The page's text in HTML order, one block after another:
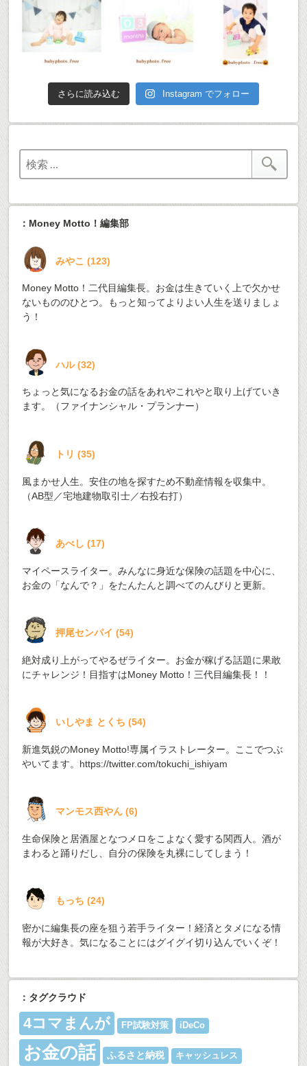
さらに読み込む Instagram でフォロー
：Money Motto！編集部
みやこ(123)
Money Motto！二代目編集長。お金は生きていく上で欠かせ
ないもののひとつ。もっと知ってよりよい人生を送りましょ
う！
ハル(32)
ちょっと気になるお金の話をあれやこれやと取り上げていき
ます。（ファイナンシャル・プランナー）
トリ(35)
風まかせ人生。安住の地を探すため不動産情報を収集中。
（AB型／宅地建物取引士／右投右打）
あべし(17)
マイペースライター。みんなに身近な保険の話題を中心に、
お金の「なんで？」をたんたんと調べてのんびりと更新。
押尾センパイ(54)
絶対成り上がってやるぜライター。お金が稼げる話題に果敢
にチャレンジ！目指すはMoney Motto！三代目編集長！！
いしやま とくち(54)
新進気鋭のMoney Motto!専属イラストレーター。ここでつぶ
やいてます。 https://twitter.com/tokuchi_ishiyam
マンモス西やん(6)
生命保険と居酒屋となつメロをこよなく愛する関西人。酒が
まわると踊りだし、自分の保険を丸裸にしてしまう！
もっち(24)
密かに編集長の座を狙う若手ライター！経済とタメになる情
報が大好き。気になることにはグイグイ切り込んでいくぞ！
：タグクラウド
4コマまんが FP試験対策 iDeCo
お金の話 ふるさと納税 キャッシュレス